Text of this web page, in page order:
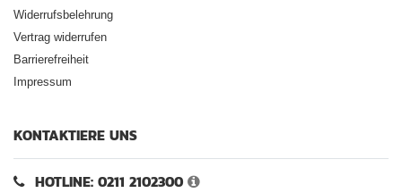
Widerrufsbelehrung
Vertrag widerrufen
Barrierefreiheit
Impressum
KONTAKTIERE UNS
HOTLINE: 0211 2102300